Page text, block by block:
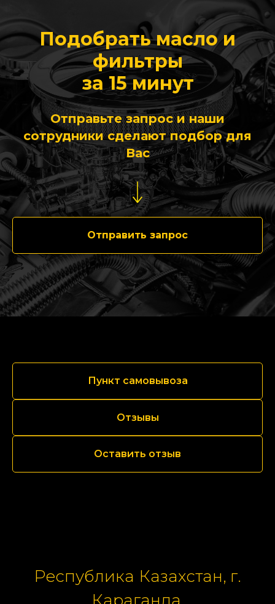
Подобрать масло и
фильтры
за 15 минут
Отправьте запрос и наши
сотрудники сделают подбор для
Вас
Отправить запрос
Пункт самовывоза
Отзывы
Оставить отзыв
Республика Казахстан, г.